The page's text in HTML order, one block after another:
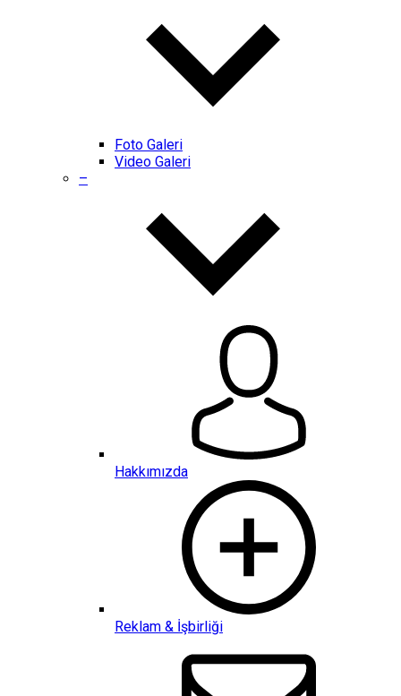
Foto Galeri
Video Galeri
–
Hakkımızda
Reklam & İşbirliği